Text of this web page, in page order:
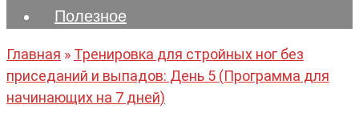
Полезноe
Главная » Тренировка для стройных ног без
приседаний и выпадов: День 5 (Программа для
начинающих на 7 дней)